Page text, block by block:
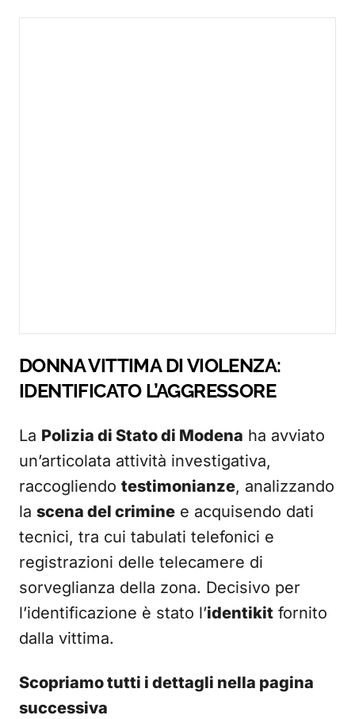
DONNA VITTIMA DI VIOLENZA:
IDENTIFICATO L’AGGRESSORE
La Polizia di Stato di Modena ha avviato
un’articolata attività investigativa,
raccogliendo testimonianze, analizzando
la scena del crimine e acquisendo dati
tecnici, tra cui tabulati telefonici e
registrazioni delle telecamere di
sorveglianza della zona. Decisivo per
l’identificazione è stato l’identikit fornito
dalla vittima.
Scopriamo tutti i dettagli nella pagina
successiva